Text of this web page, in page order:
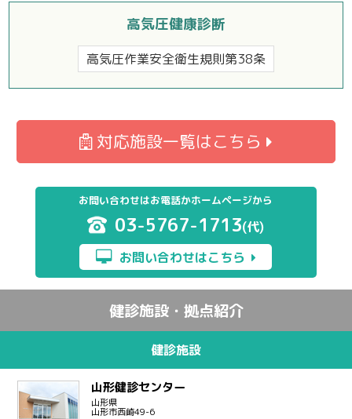
高気圧健康診断
高気圧作業安全衛生規則第38条
対応施設一覧はこちら
お問い合わせはお電話かホームページから
03-5767-1713(代)
お問い合わせはこちら
健診施設・拠点紹介
健診施設
山形健診センター
山形県
山形市西崎49-6